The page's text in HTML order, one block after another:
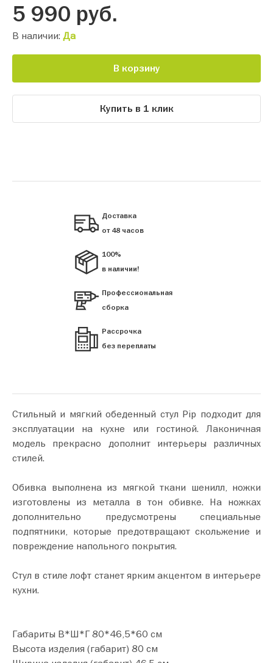
5 990 руб.
В наличии: Да
В корзину
Купить в 1 клик
Доставка
от 48 часов
100%
в наличии!
Профессиональная
сборка
Рассрочка
без переплаты
Стильный и мягкий обеденный стул Pip подходит для
эксплуатации на кухне или гостиной. Лаконичная
модель прекрасно дополнит интерьеры различных
стилей.
Обивка выполнена из мягкой ткани шенилл, ножки
изготовлены из металла в тон обивке. На ножках
дополнительно предусмотрены специальные
подпятники, которые предотвращают скольжение и
повреждение напольного покрытия.
Стул в стиле лофт станет ярким акцентом в интерьере
кухни.
Габариты В*Ш*Г 80*46,5*60 см
Высота изделия (габарит) 80 см